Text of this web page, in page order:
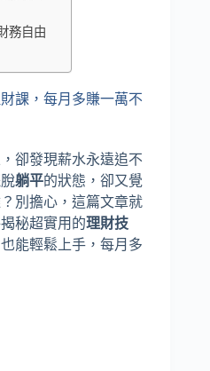
務自由
課，每月多賺一萬不
卻發現薪水永遠追不
躺平的狀態，卻又覺
別擔心，這篇文章就
秘超實用的理財技
能輕鬆上手，每月多